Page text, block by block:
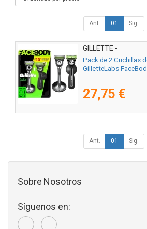
Ant. 01 Sig.
GILLETTE -
Pack de 2 Cuchillas
GilletteLabs
27,75 €
Ant. 01 Sig.
Sobre Nosotros
Síguenos en: